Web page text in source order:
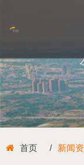
首页 新闻